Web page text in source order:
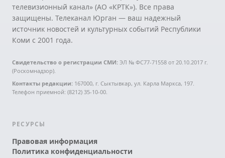
телевизионный канал» (АО «КРТК»). Все права
защищены. Телеканал Юрган — ваш надежный
источник новостей и культурных событий Республики
Коми с 2001 года.
Свидетельство о регистрации СМИ: ЭЛ № ФС77-71558 от 20.10.2017 г.
(Роскомнадзор).
Контакты редакции: 167000, г. Сыктывкар, ул. Карла Маркса, 197.
Телефон приемной: (8212) 35-10-00.
РЕСУРСЫ
Правовая информация
Политика конфиденциальности